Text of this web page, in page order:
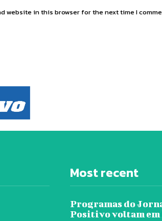
website in this browser for the next time I
Most recent
Programas do
Positivo voltam